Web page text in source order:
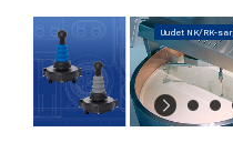
Uudet NK/RK-